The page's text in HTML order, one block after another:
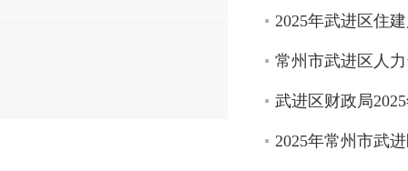
2025年武进区住
常州市武进区人
武进区财政局
2025年常州市武